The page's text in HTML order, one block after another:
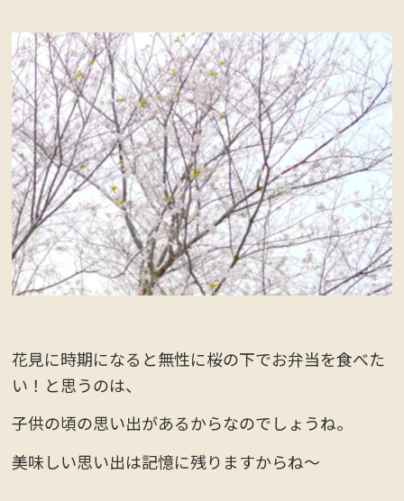
花見に時期になると無性に桜の下でお弁当を食べた
い！と思うのは、
子供の頃の思い出があるからなのでしょうね。
美味しい思い出は記憶に残りますからね～